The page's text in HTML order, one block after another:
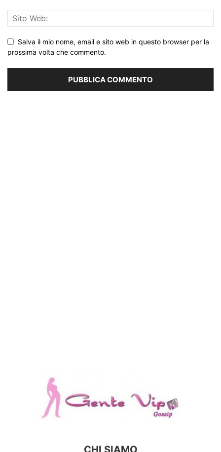
Salva il mio nome, email e sito web in questo browser per la
prossima volta che commento.